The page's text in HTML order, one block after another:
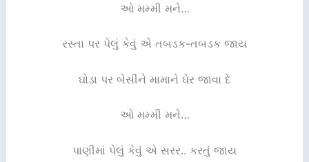
ઓ મમ્મી મને…
રસ્તા પર પેલું કેવું એ તબડક-તબડક જાય
ઘોડા પર બેસીને મામાને ઘેર જાવા દે
ઓ મમ્મી મને…
પાણીમાં પેલું કેવું એ સરર.. કરતું જાય